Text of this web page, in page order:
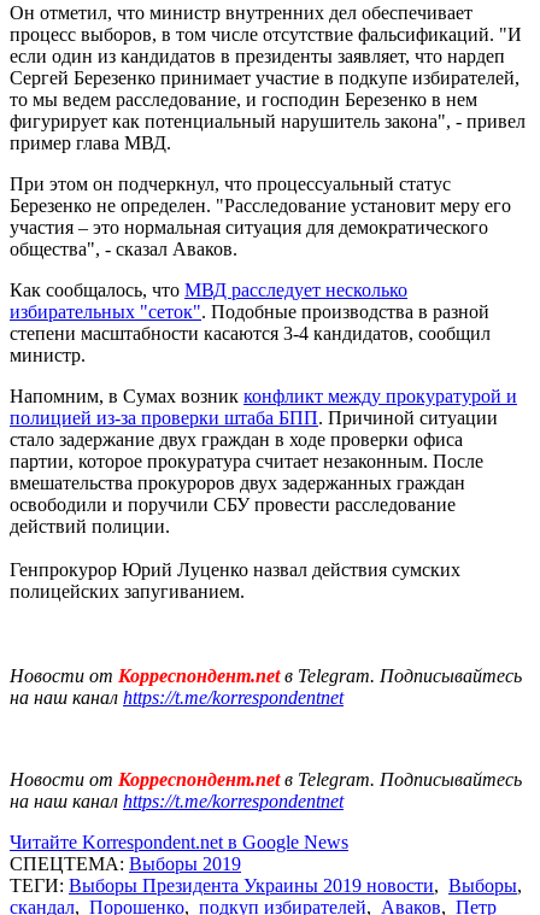
Он отметил, что министр внутренних дел обеспечивает
процесс выборов, в том числе отсутствие фальсификаций. "И
если один из кандидатов в президенты заявляет, что нардеп
Сергей Березенко принимает участие в подкупе избирателей,
то мы ведем расследование, и господин Березенко в нем
фигурирует как потенциальный нарушитель закона", - привел
пример глава МВД.
При этом он подчеркнул, что процессуальный статус
Березенко не определен. "Расследование установит меру его
участия – это нормальная ситуация для демократического
общества", - сказал Аваков.
Как сообщалось, что МВД расследует несколько
избирательных "сеток". Подобные производства в разной
степени масштабности касаются 3-4 кандидатов, сообщил
министр.
Напомним, в Сумах возник конфликт между прокуратурой и
полицией из-за проверки штаба БПП. Причиной ситуации
стало задержание двух граждан в ходе проверки офиса
партии, которое прокуратура считает незаконным. После
вмешательства прокуроров двух задержанных граждан
освободили и поручили СБУ провести расследование
действий полиции.
Генпрокурор Юрий Луценко назвал действия сумских
полицейских запугиванием.
Новости от Корреспондент.netв Telegram. Подписывайтесь
на наш канал https://t.me/korrespondentnet
Новости от Корреспондент.netв Telegram. Подписывайтесь
на наш канал https://t.me/korrespondentnet
Читайте Korrespondent.net в Google News
СПЕЦТЕМА: Выборы 2019
ТЕГИ: Выборы Президента Украины 2019 новости, Выборы,
скандал, Порошенко, подкуп избирателей, Аваков, Петр